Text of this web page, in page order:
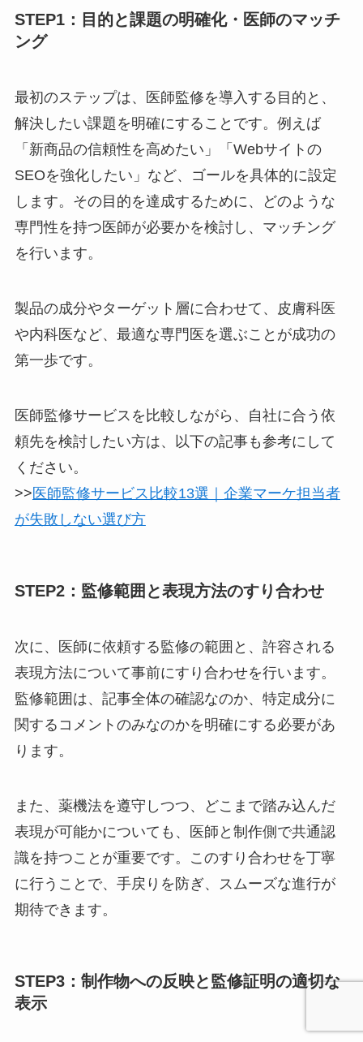
STEP1：目的と課題の明確化・医師のマッチ
ング
最初のステップは、医師監修を導入する目的と、
解決したい課題を明確にすることです。例えば
「新商品の信頼性を高めたい」「Webサイトの
SEOを強化したい」など、ゴールを具体的に設定
します。その目的を達成するために、どのような
専門性を持つ医師が必要かを検討し、マッチング
を行います。
製品の成分やターゲット層に合わせて、皮膚科医
や内科医など、最適な専門医を選ぶことが成功の
第一歩です。
医師監修サービスを比較しながら、自社に合う依
頼先を検討したい方は、以下の記事も参考にして
ください。
>>医師監修サービス比較13選｜企業マーケ担当者
が失敗しない選び方
STEP2：監修範囲と表現方法のすり合わせ
次に、医師に依頼する監修の範囲と、許容される
表現方法について事前にすり合わせを行います。
監修範囲は、記事全体の確認なのか、特定成分に
関するコメントのみなのかを明確にする必要があ
ります。
また、薬機法を遵守しつつ、どこまで踏み込んだ
表現が可能かについても、医師と制作側で共通認
識を持つことが重要です。このすり合わせを丁寧
に行うことで、手戻りを防ぎ、スムーズな進行が
期待できます。
STEP3：制作物への反映と監修証明の適切な
表示